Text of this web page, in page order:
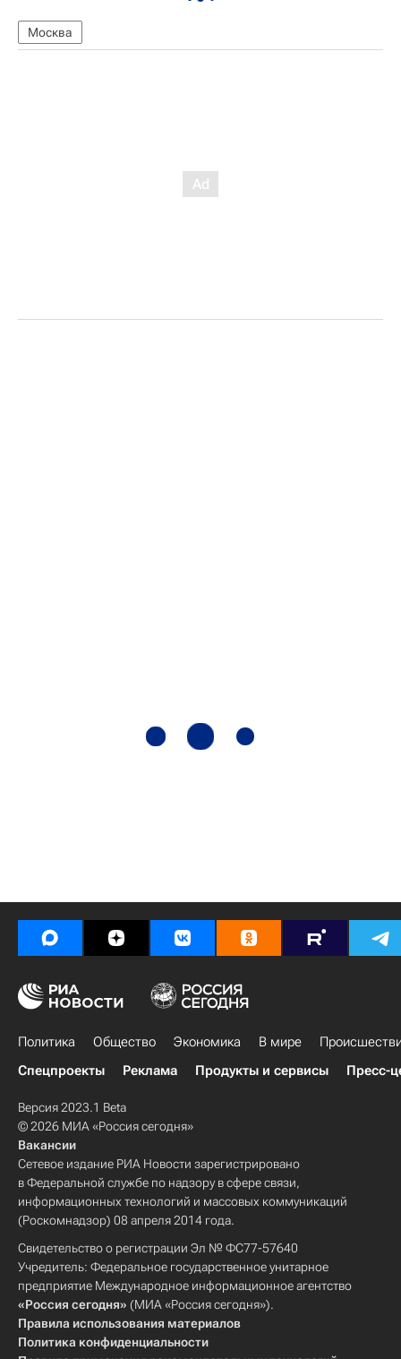
Москва
Политика Общество Экономика В мире
Спецпроекты
Реклама Продукты и сервисы Пресс-
Версия 2023.1 Beta
© 2026 МИА «Россия сегодня»
Вакансии
Сетевое издание РИА Новости зарегистрировано
в Федеральной службе по надзору в сфере связи,
информационных технологий и массовых коммуникаций
(Роскомнадзор) 08 апреля 2014 года.
Свидетельство о регистрации Эл № ФС77-57640
Учредитель: Федеральное государственное унитарное
предприятие Международное информационное агентство
«Россия сегодня» (МИА «Россия сегодня»).
Правила использования материалов
Политика конфиденциальности